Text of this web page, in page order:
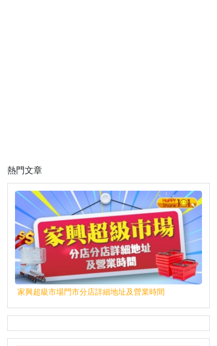
熱門文章
家興超級市場門市分店詳細地址及營業時間